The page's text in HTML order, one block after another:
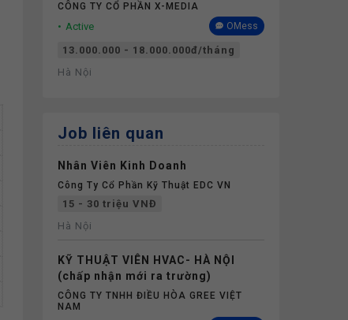
CÔNG TY CỔ PHẦN X-MEDIA
Active OMess
13.000.000 - 18.000.000đ/tháng
Hà Nội
Job liên quan
Nhân Viên Kinh Doanh
Công Ty Cổ Phần Kỹ Thuật EDC VN
15 - 30 triệu VNĐ
Hà Nội
KỸ THUẬT VIÊN HVAC- HÀ NỘI
(chấp nhận mới ra trường)
CÔNG TY TNHH ĐIỀU HÒA GREE VIỆT
NAM